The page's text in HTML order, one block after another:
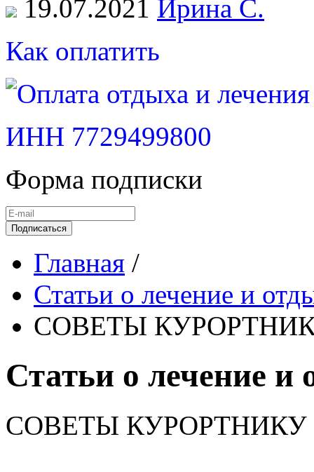
19.07.2021 Ирина С.
Как оплатить
ИНН 7729499800
Форма подписки
Подписаться
Главная /
Статьи о лечение и
СОВЕТЫ
Статьи о лечение и
СОВЕТЫ КУРОРТНИКУ